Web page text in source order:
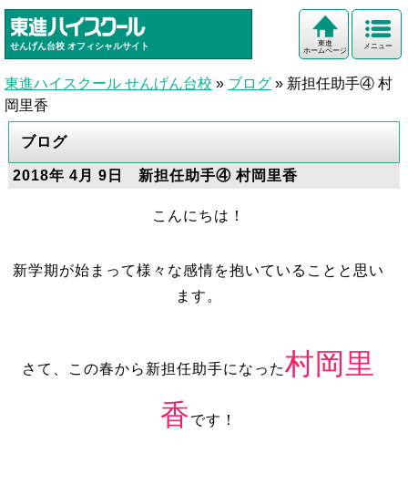
せんげん台校 オフィシャルサイト メニュー
東進
ホームページ
東進ハイスクール せんげん台校 » ブログ » 新担任助手④ 村
岡里香
ブログ
2018年 4月 9日 新担任助手④ 村岡里香
こんにちは！
新学期が始まって様々な感情を抱いていることと思い
ます。
さて、この春から新担任助手になった村岡里
香です！